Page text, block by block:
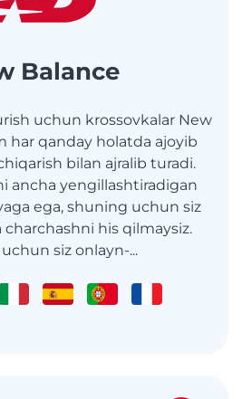
Balance
uchun krossovkalar New
har qanday holatda ajoyib
bilan ajralib turadi.
ancha yengillashtiradigan
ega, shuning uchun siz
his qilmaysiz.
siz onlayn-...